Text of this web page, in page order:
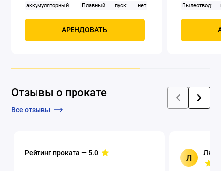
аккумуляторный
Плавный пуск: нет
АРЕНДОВАТЬ
Пылеотвод:
Отзывы о прокате
Все отзывы
Рейтинг проката — 5.0
Л